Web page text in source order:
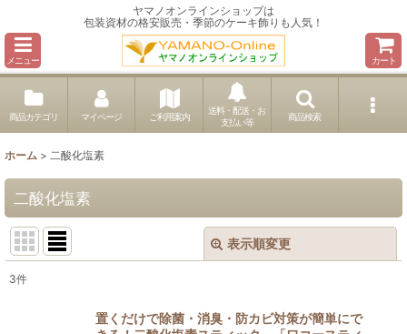
ヤマノオンラインショップは
包装資材の格安販売・季節のケーキ飾りも人気！
メニュー カート
商品カテゴリ マイページ ご利用案内
送料・配送・お
支払い等
商品検索
ホーム > 二酸化塩素
二酸化塩素
表示順変更
3件
置くだけで除菌・消臭・防カビ対策が簡単にで